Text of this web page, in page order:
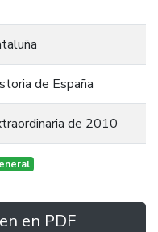
de España
de 2010
en PDF